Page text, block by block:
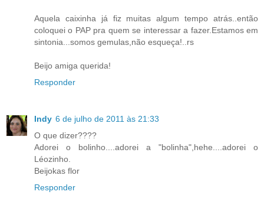
Aquela caixinha já fiz muitas algum tempo atrás..então
coloquei o PAP pra quem se interessar a fazer.Estamos em
sintonia...somos gemulas,não esqueça!..rs
Beijo amiga querida!
Responder
Indy 6 de julho de 2011 às 21:33
O que dizer????
Adorei o bolinho....adorei a "bolinha",hehe....adorei o
Léozinho.
Beijokas flor
Responder